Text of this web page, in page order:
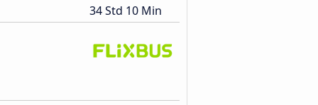
34 Std 10 Min